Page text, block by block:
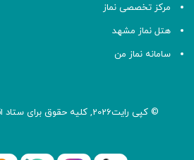
مرکز تخصصی نماز
هتل نماز مشهد
سامانه نماز من
© کپی رایت2026, کلیه حقوق برای ستاد اقامه